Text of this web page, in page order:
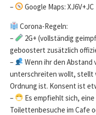
–
Google Maps:
Corona-Regeln:
–
2G+ (vollständig
geboostert zusätzlich
–
Wenn ihr den Abstand
unterschreiten wollt, stellt
Ordnung ist. Konsent ist
–
Es empfiehlt sich,
Toilettenbesuche im Cafe